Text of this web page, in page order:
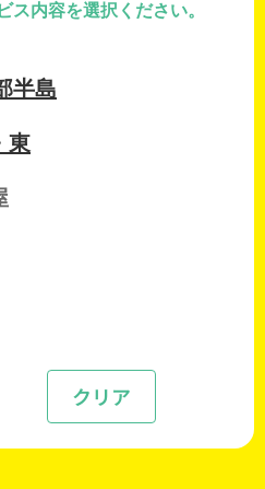
ス内容を選択ください。
半島
東
クリア